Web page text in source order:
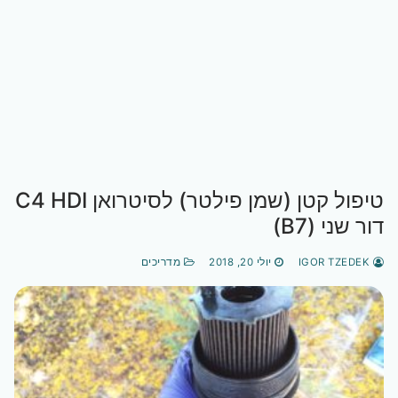
טיפול קטן (שמן פילטר) לסיטרואן C4 HDI
דור שני (B7)
יולי 20, 2018 מדריכים